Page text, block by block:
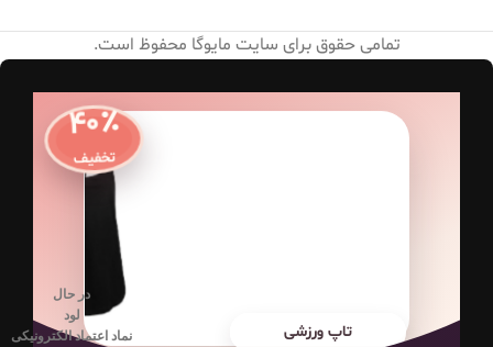
تمامی حقوق برای سایت مایوگا محفوظ است.
۴۰٪
تخفیف
تاپ ورزشی
در حال
لود
نماد اعتماد الکترونیکی